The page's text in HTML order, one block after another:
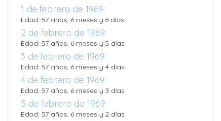
1 de febrero de 1969:
Edad: 57 años, 6 meses y 6 días
2 de febrero de 1969:
Edad: 57 años, 6 meses y 5 días
3 de febrero de 1969:
Edad: 57 años, 6 meses y 4 días
4 de febrero de 1969:
Edad: 57 años, 6 meses y 3 días
5 de febrero de 1969:
Edad: 57 años, 6 meses y 2 días